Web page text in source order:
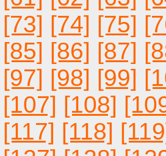
[73] [74] [75]
[85] [86] [87]
[97] [98] [99]
[107] [108]
[117] [118]